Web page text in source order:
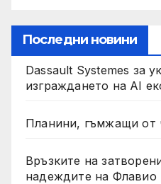
Последни новини
Dassault Systemes за
изграждането на AI
Планини, гъмжащи от
Връзките на
надеждите на Флавио